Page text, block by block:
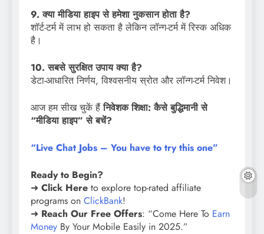
9. क्या मीडिया हाइप से हमेशा नुकसान होता है?
शॉर्ट-टर्म में लाभ हो सकता है लेकिन लॉन्ग-टर्म में रिस्क अधिक
है।
10. सबसे सुरक्षित उपाय क्या है?
डेटा-आधारित निर्णय, विश्वसनीय स्रोत और लॉन्ग-टर्म निवेश।
आज हम सीख चुकें हैंनिवेशक शिक्षा: कैसे बुद्धिमानी से
“मीडिया हाइप” से बचें?
“Live Chat Jobs – You have to try this one”
Ready to Begin?
➜ Click Here to explore top-rated affiliate
programs on ClickBank!
➜ Reach Our Free Offers: “Come Here To Earn
Money By Your Mobile Easily in 2025.”